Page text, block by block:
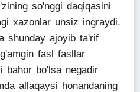
so'nggi daqiqasini
xazonlar unsiz ingraydi.
shunday ajoyib ta'rif
fasl fasllar
bahor bo'lsa negadir
allaqaysi honandaning